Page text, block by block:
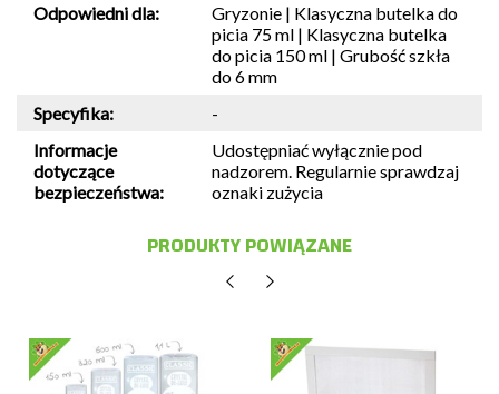
Odpowiedni dla:
Gryzonie | Klasyczna butelka do
picia 75 ml | Klasyczna butelka
do picia 150 ml | Grubość szkła
do 6 mm
Specyfika:
-
Informacje
dotyczące
bezpieczeństwa:
Udostępniać wyłącznie pod
nadzorem. Regularnie sprawdzaj
oznaki zużycia
PRODUKTY POWIĄZANE